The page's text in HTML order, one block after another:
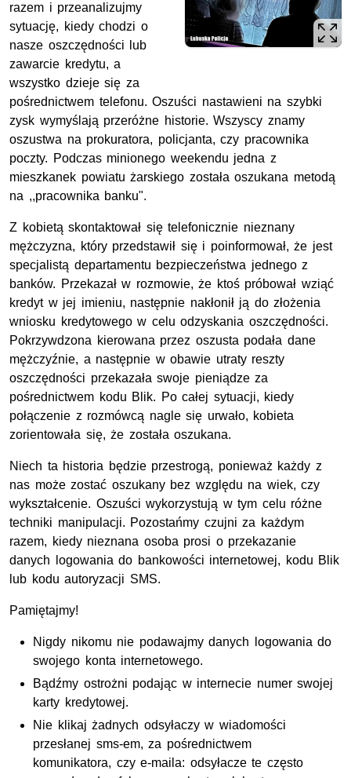
razem i przeanalizujmy
sytuację, kiedy chodzi o
nasze oszczędności lub
zawarcie kredytu, a
wszystko dzieje się za
pośrednictwem telefonu. Oszuści nastawieni na szybki
zysk wymyślają przeróżne historie. Wszyscy znamy
oszustwa na prokuratora, policjanta, czy pracownika
poczty. Podczas minionego weekendu jedna z
mieszkanek powiatu żarskiego została oszukana metodą
na ,,pracownika banku".
Z kobietą skontaktował się telefonicznie nieznany
mężczyzna, który przedstawił się i poinformował, że jest
specjalistą departamentu bezpieczeństwa jednego z
banków. Przekazał w rozmowie, że ktoś próbował wziąć
kredyt w jej imieniu, następnie nakłonił ją do złożenia
wniosku kredytowego w celu odzyskania oszczędności.
Pokrzywdzona kierowana przez oszusta podała dane
mężczyźnie, a następnie w obawie utraty reszty
oszczędności przekazała swoje pieniądze za
pośrednictwem kodu Blik. Po całej sytuacji, kiedy
połączenie z rozmówcą nagle się urwało, kobieta
zorientowała się, że została oszukana.
Niech ta historia będzie przestrogą, ponieważ każdy z
nas może zostać oszukany bez względu na wiek, czy
wykształcenie. Oszuści wykorzystują w tym celu różne
techniki manipulacji. Pozostańmy czujni za każdym
razem, kiedy nieznana osoba prosi o przekazanie
danych logowania do bankowości internetowej, kodu Blik
lub kodu autoryzacji SMS.
Pamiętajmy!
Nigdy nikomu nie podawajmy danych logowania do
swojego konta internetowego.
Bądźmy ostrożni podając w internecie numer swojej
karty kredytowej.
Nie klikaj żadnych odsyłaczy w wiadomości
przesłanej sms-em, za pośrednictwem
komunikatora, czy e-maila: odsyłacze te często